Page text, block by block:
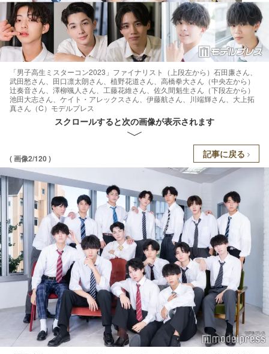
「男子高生ミスターコン2023」ファイナリスト（上段左から）石田廉さん、
武田愁さん、田口凛太朗さん、植野花道さん、高橋拳大さん（中央左から）
辻奏音さん、澤柳颯人さん、工藤花維さん、佐久間魁生さん（下段左から）
池田大志さん、ケイト・アレックスさん、伊藤航さん、川端輝さん、大上拓
真さん（C）モデルプレス
スクロールすると次の画像が表示されます
( 画像2/120 ) 記事に戻る